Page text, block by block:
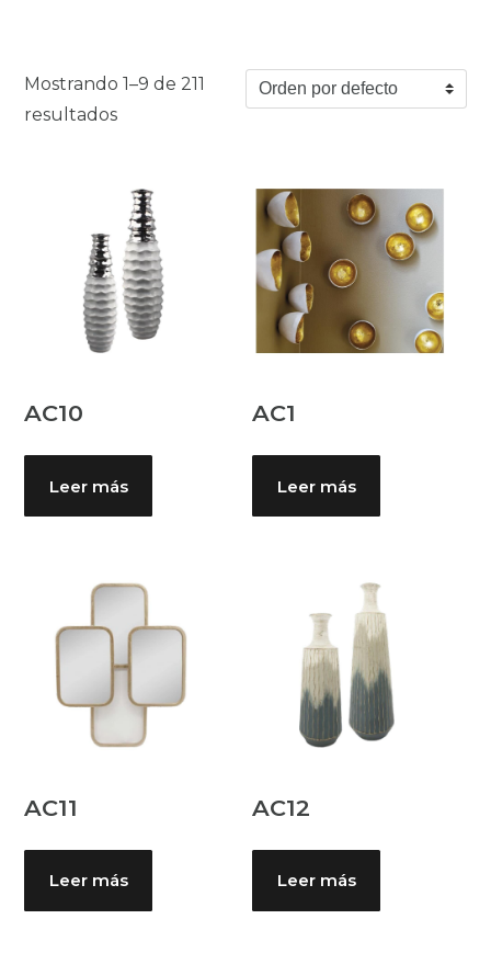
Mostrando 1–9 de 211
resultados
AC10
Leer más
AC1
Leer más
AC11
Leer más
AC12
Leer más